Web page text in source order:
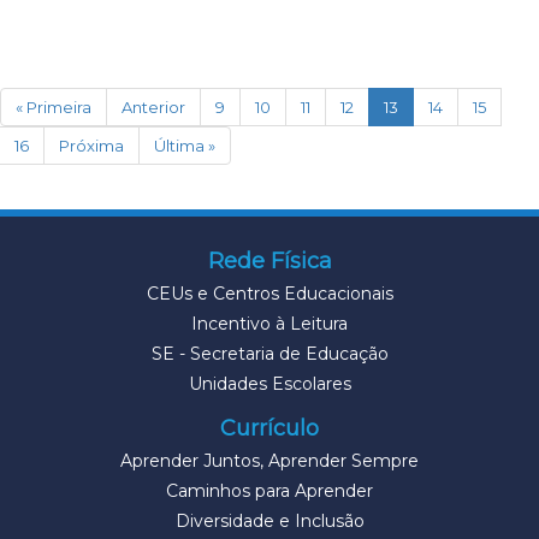
« Primeira Anterior 9 10 11 12 13 (current)
14
15
16
Próxima Última »
Rede Física
CEUs e Centros Educacionais
Incentivo à Leitura
SE - Secretaria de Educação
Unidades Escolares
Currículo
Aprender Juntos, Aprender Sempre
Caminhos para Aprender
Diversidade e Inclusão